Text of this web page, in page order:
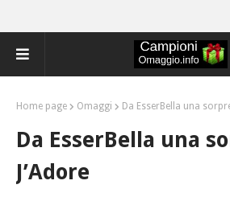
Home page Omaggi Da EsserBella una
Da EsserBella una
J’Adore